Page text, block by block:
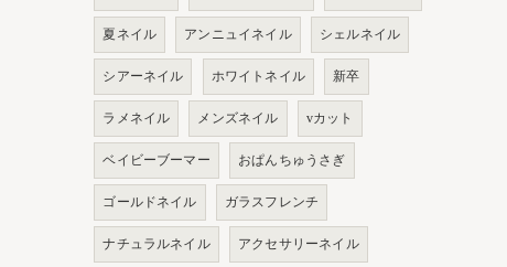
夏ネイル アンニュイネイル シェルネイル
シアーネイル ホワイトネイル 新卒
ラメネイル メンズネイル vカット
ベイビーブーマー おぱんちゅうさぎ
ゴールドネイル ガラスフレンチ
ナチュラルネイル アクセサリーネイル